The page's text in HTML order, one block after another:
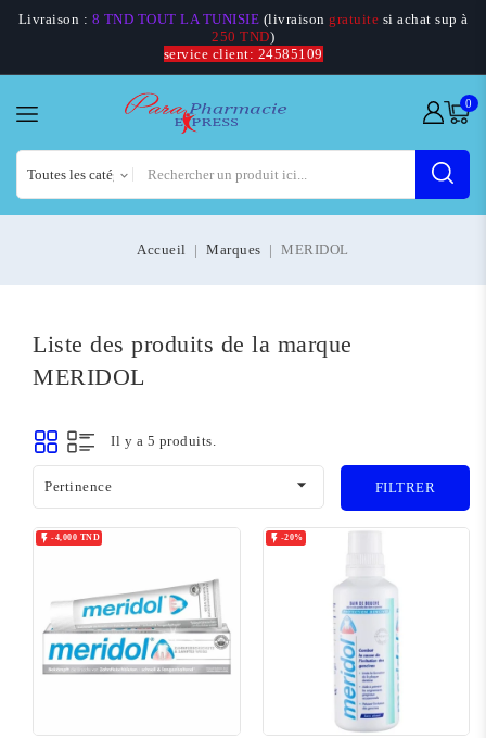
Livraison : 8 TND TOUT LA TUNISIE (livraison gratuite si achat sup à
250 TND)
service client: 24585109
0
Accueil Marques MERIDOL
Liste des produits de la marque
MERIDOL
Il y a 5 produits.
Pertinence  FILTRER
 -4,000 TND  -20%